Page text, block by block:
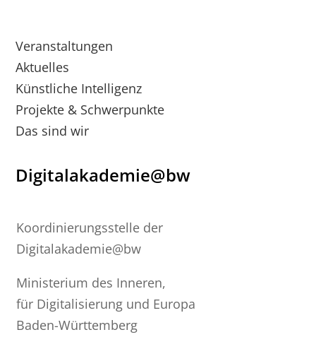
Veranstaltungen
Aktuelles
Künstliche Intelligenz
Projekte & Schwerpunkte
Das sind wir
Digitalakademie@bw
Koordinierungsstelle der
Digitalakademie@bw
Ministerium des Inneren,
für Digitalisierung und Europa
Baden-Württemberg